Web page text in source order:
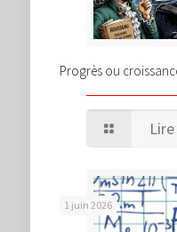
Progrès ou
1 juin 2026